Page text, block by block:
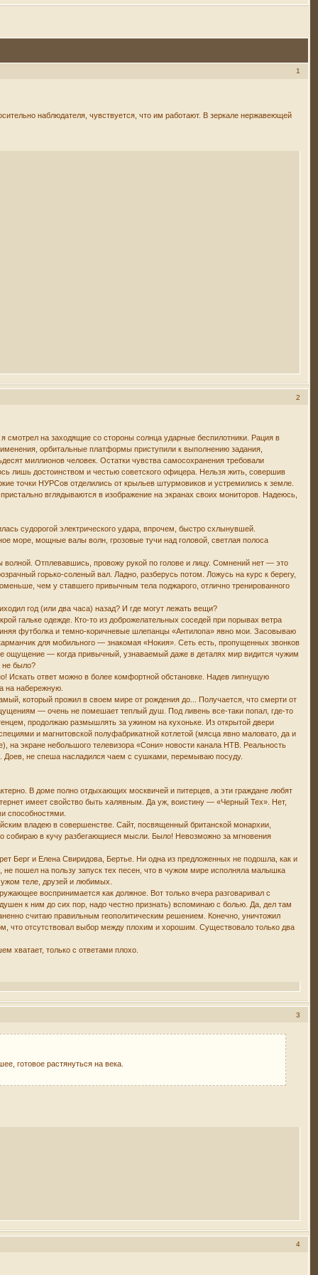
1
наблюдателя, чувствуется, что им работают. В зеркале нержавеющей
2
смотрел на заходящие со стороны солнца ударные беспилотники. Рация в
орбитальные платформы приступили к выполнению задания,
миллионов человек. Остатки чувства самосохранения требовали
лишь достоинством и честью советского офицера. Нельзя жить, совершив
точки НУРСов отделились от крыльев штурмовиков и устремились к земле.
вглядываются в изображение на экранах своих мониторов. Надеюсь,
судорогой электрического удара, впрочем, быстро схлынувшей.
море, мощные валы волн, грозовые тучи над головой, светлая полоса
Отплевавшись, провожу рукой по голове и лицу. Сомнений нет — это
горько-соленый вал. Ладно, разберусь потом. Ложусь на курс к берегу,
чем у ставшего привычным тела поджарого, отлично тренированного
год (или два часа) назад? И где могут лежать вещи?
гальке одежде. Кто-то из доброжелательных соседей при порывах ветра
футболка и темно-коричневые шлепанцы «Антилопа» явно мои. Засовываю
для мобильного — знакомая «Нокия». Сеть есть, пропущенных звонков
ощущение — когда привычный, узнаваемый даже в деталях мир видится чужим
не было?
Искать ответ можно в более комфортной обстановке. Надев липнущую
на набережную.
который прожил в своем мире от рождения до... Получается, что смерти от
— очень не помешает теплый душ. Под ливень все-таки попал, где-то
продолжаю размышлять за ужином на кухоньке. Из открытой двери
и магнитовской полуфабрикатной котлетой (мясца явно маловато, да и
на экране небольшого телевизора «Сони» новости канала НТВ. Реальность
Доев, не спеша насладился чаем с сушками, перемываю посуду.
В доме полно отдыхающих москвичей и питерцев, а эти граждане любят
имеет свойство быть халявным. Да уж, воистину — «Черный Тех». Нет,
способностями.
владею в совершенстве. Сайт, посвященный британской монархии,
собираю в кучу разбегающиеся мысли. Было! Невозможно за мгновения
Берг и Елена Свиридова, Бертье. Ни одна из предложенных не подошла, как и
пошел на пользу запуск тех песен, что в чужом мире исполняла малышка
теле, друзей и любимых.
воспринимается как должное. Вот только вчера разговаривал с
к ним до сих пор, надо честно признать) вспоминаю с болью. Да, дел там
считаю правильным геополитическим решением. Конечно, уничтожил
что отсутствовал выбор между плохим и хорошим. Существовало только два
хватает, только с ответами плохо.
3
готовое растянуться на века.
4